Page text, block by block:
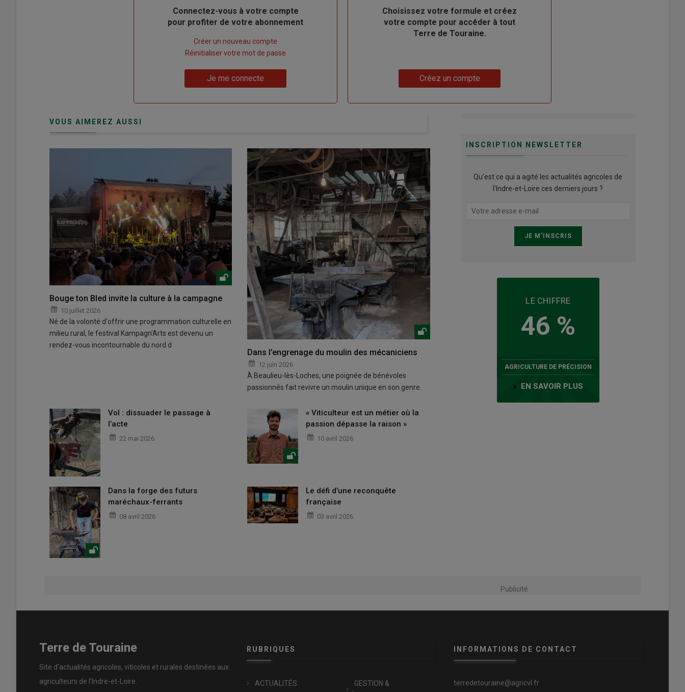
Body
Connectez-vous à votre compte
pour profiter de votre abonnement
compte"
Créer un nouveau compte
Réinitialiser votre mot de passe
Je me connecte
Body
Choisissez votre formule et créez
votre compte pour accéder à tout
Terre de Touraine.
Créez un compte
VOUS AIMEREZ AUSSI
Bouge ton Bled invite la culture à la campagne
10 juillet 2026
Né de la volonté d'offrir une programmation culturelle en
milieu rural, le festival Kampagn'Arts est devenu un
rendez-vous incontournable du nord d
Dans l’engrenage du moulin des mécaniciens
12 juin 2026
À Beaulieu-lès-Loches, une poignée de bénévoles
passionnés fait revivre un moulin unique en son genre.
Vol : dissuader le passage à
l’acte
22 mai 2026
« Viticulteur est un métier où la
passion dépasse la raison »
10 avril 2026
Dans la forge des futurs
maréchaux-ferrants
08 avril 2026
Le défi d’une reconquête
française
03 avril 2026
INSCRIPTION NEWSLETTER
Qu’est ce qui a agité les actualités agricoles de
l'Indre-et-Loire ces derniers jours ?
LE CHIFFRE
46 %
AGRICULTURE DE PRÉCISION
EN SAVOIR PLUS
Publicité
Terre de Touraine
Site d'actualités agricoles, viticoles et rurales destinées aux
agriculteurs de l'Indre-et-Loire.
RUBRIQUES
ACTUALITÉS
GESTION &
INFORMATIONS DE CONTACT
terredetouraine@agricvl.fr